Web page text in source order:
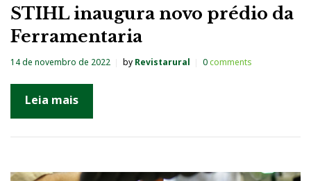
STIHL inaugura novo prédio da
Ferramentaria
14 de novembro de 2022 by Revistarural 0comments
Leia mais